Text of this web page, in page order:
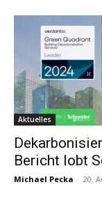
Aktuelles
Bericht lobt
Michael Pecka - 20.